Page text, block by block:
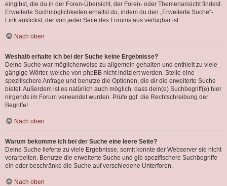
eingibst, die du in der Foren-Übersicht, der Foren- oder Themenansicht findest.
Erweiterte Suchmöglichkeiten erhältst du, indem du den „Erweiterte Suche“-
Link anklickst, der von jeder Seite des Forums aus verfügbar ist.
Nach oben
Weshalb erhalte ich bei der Suche keine Ergebnisse?
Deine Suche war möglicherweise zu allgemein gehalten und enthielt zu viele
gängige Wörter, welche von phpBB nicht indiziert werden. Stelle eine
spezifischere Anfrage und benutze die Optionen, die dir die erweiterte Suche
bietet. Außerdem ist es natürlich auch möglich, dass dein(e) Suchbegriff(e) hier
nirgends im Forum verwendet wurden. Prüfe ggf. die Rechtschreibung der
Begriffe!
Nach oben
Warum bekomme ich bei der Suche eine leere Seite?
Deine Suche lieferte zu viele Ergebnisse, somit konnte der Webserver sie nicht
verarbeiten. Benutze die erweiterte Suche und gib spezifischere Suchbegriffe
ein oder beschränke die Suche auf verschiedene Unterforen.
Nach oben